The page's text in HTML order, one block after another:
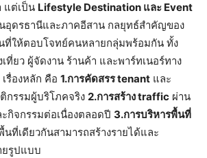
แต่เป็น Lifestyle Destination และ Event
อุดรธานีและภาคอีสาน กลยุทธ์สำคัญของ
ที่ให้ตอบโจทย์คนหลายกลุ่มพร้อมกัน ทั้ง
ที่ยว ผู้จัดงาน ร้านค้า และพาร์ทเนอร์ทาง
รื่องหลัก คือ 1.การคัดสรรtenant และ
กรรมผู้บริโภคจริง 2.การสร้างtraffic ผ่าน
กิจกรรมต่อเนื่องตลอดปี 3.การบริหารพื้นที่
นที่เดียวกันสามารถสร้างรายได้และ
รูปแบบ